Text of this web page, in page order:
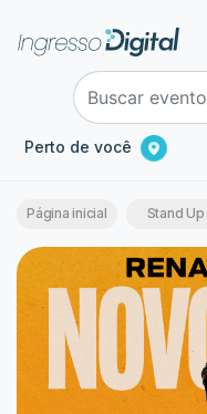
Perto de você
Página inicial Stand Up